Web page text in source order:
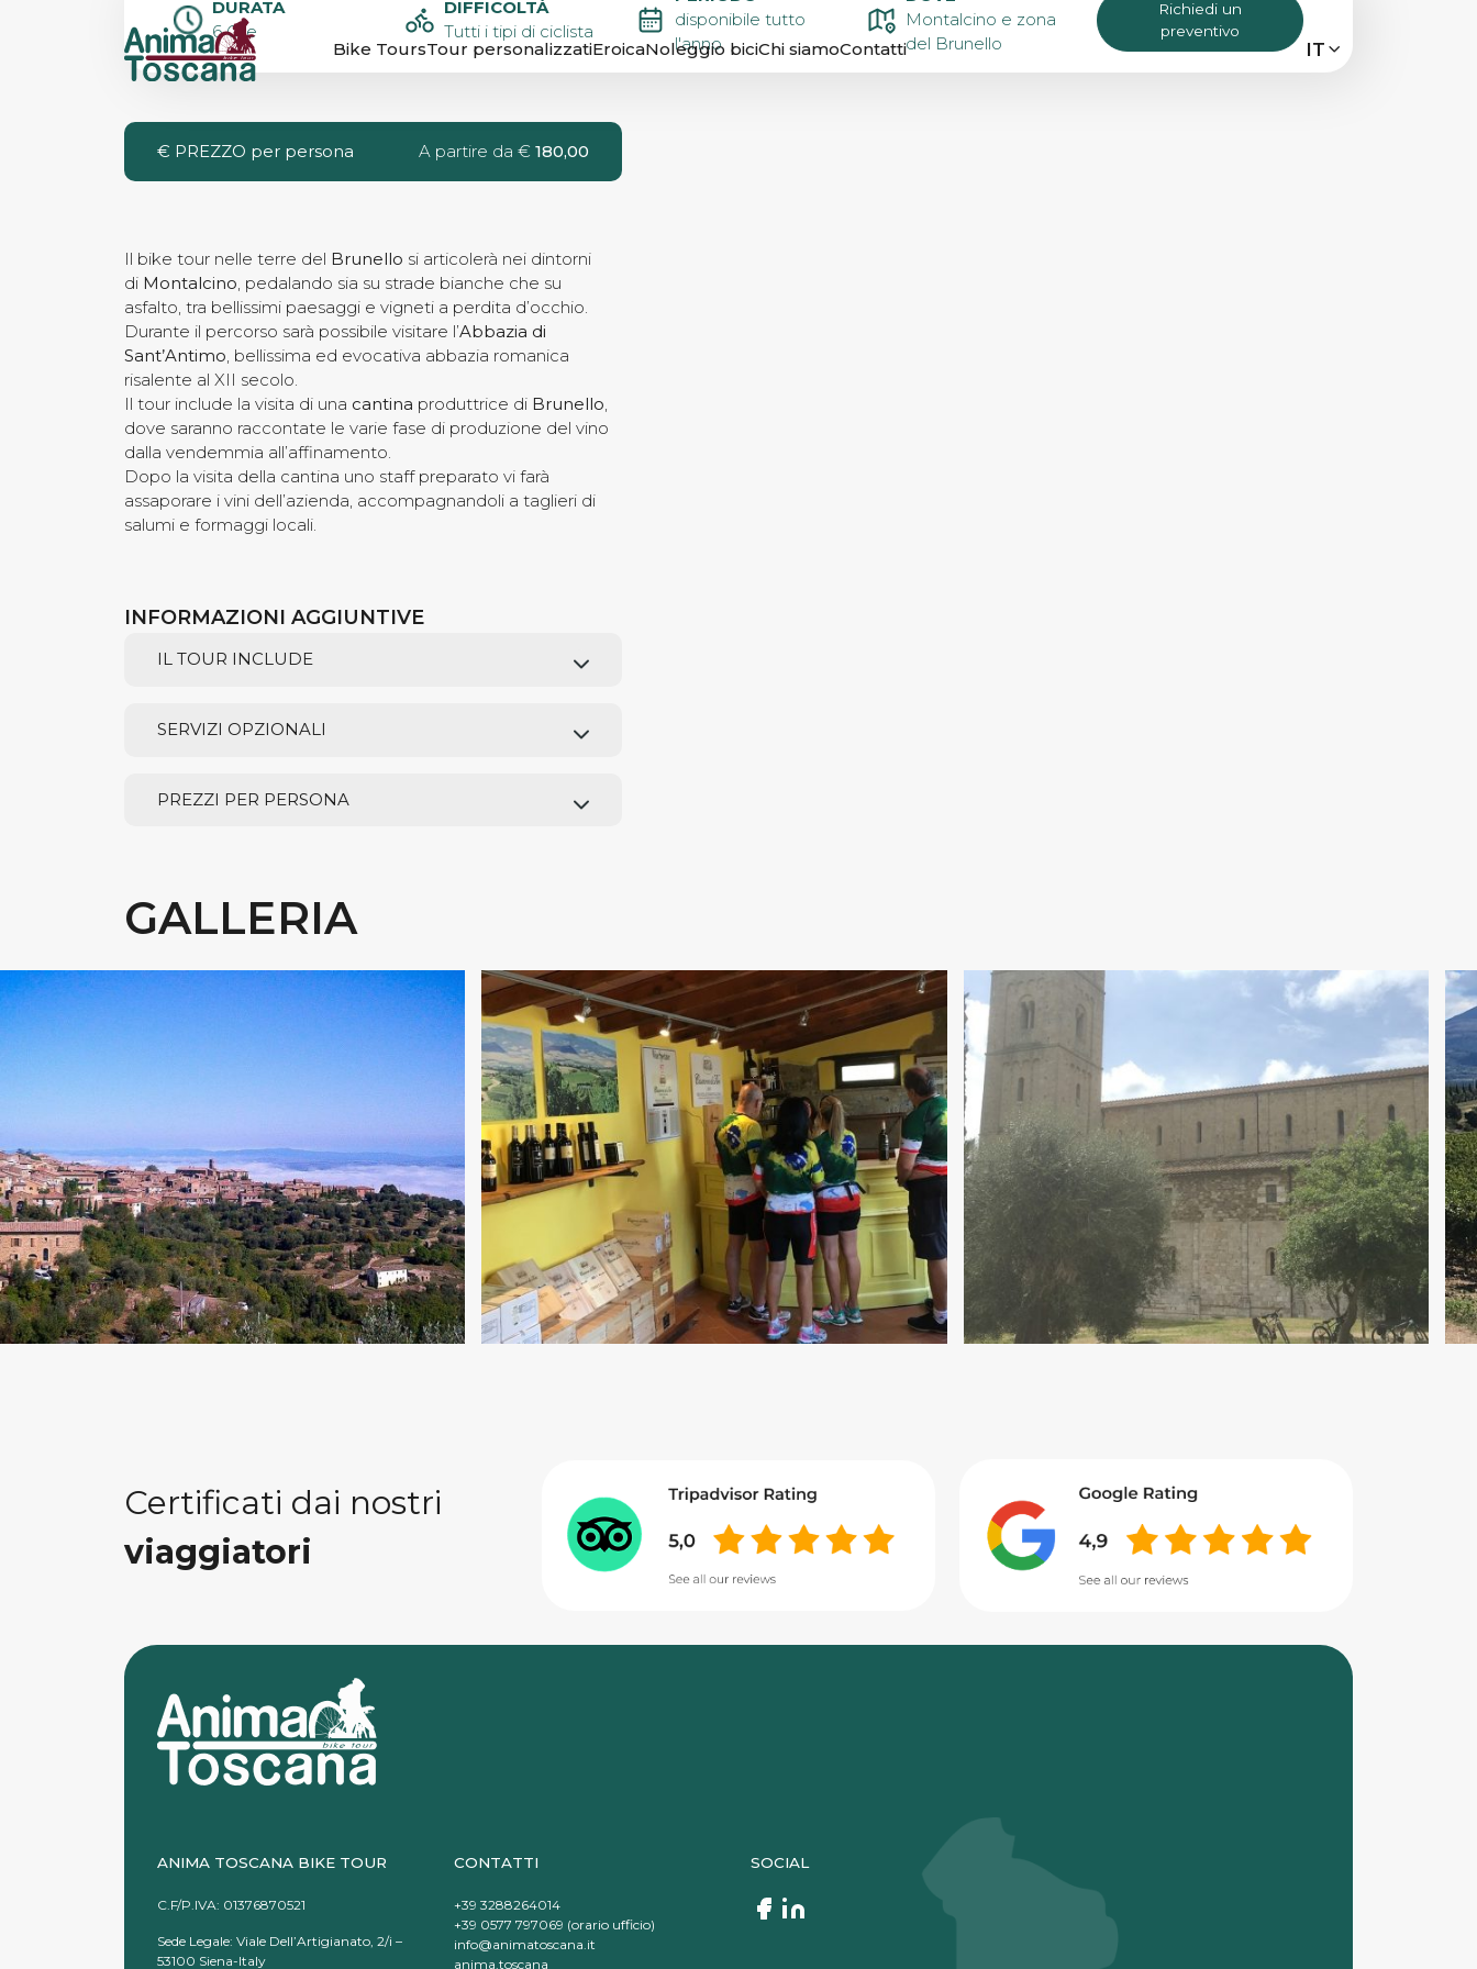
Bike ToursTour personalizzatiEroicaNoleggio biciChi siamoContatti IT
MONTALCINO E
BRUNELLO BIKE TOUR
DURATA
6 Ore
DIFFICOLTÀ
Tutti i tipi di ciclista
disponibile tutto
l'anno
Montalcino e zona
del Brunello
Richiedi un
preventivo
€ PREZZO per persona A partire da € 180,00
Il bike tour nelle terre del Brunello si articolerà nei dintorni
di Montalcino, pedalando sia su strade bianche che su
asfalto, tra bellissimi paesaggi e vigneti a perdita d’occhio.
Durante il percorso sarà possibile visitare l’Abbazia di
Sant’Antimo, bellissima ed evocativa abbazia romanica
risalente al XII secolo.
Il tour include la visita di una cantina produttrice di Brunello,
dove saranno raccontate le varie fase di produzione del vino
dalla vendemmia all’affinamento.
Dopo la visita della cantina uno staff preparato vi farà
assaporare i vini dell’azienda, accompagnandoli a taglieri di
salumi e formaggi locali.
INFORMAZIONI AGGIUNTIVE
IL TOUR INCLUDE
SERVIZI OPZIONALI
PREZZI PER PERSONA
GALLERIA
Certificati dai nostri
viaggiatori
ANIMA TOSCANA BIKE TOUR
C.F/P.IVA: 01376870521
Sede Legale: Viale Dell’Artigianato, 2/i –
53100 Siena-Italy
CONTATTI
+39 3288264014
+39 0577 797069 (orario ufficio)
info@animatoscana.it
anima.toscana
SOCIAL